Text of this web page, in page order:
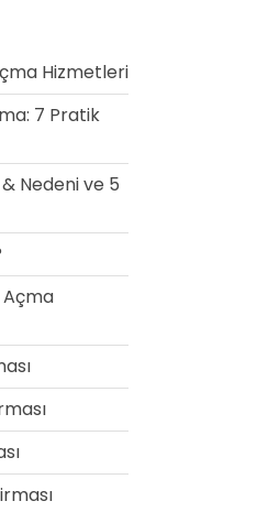
Hizmetleri
7 Pratik
Nedeni ve 5
Açma